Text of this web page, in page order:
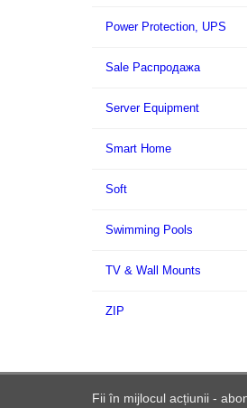
Power Protection, UPS
Sale Распродажа
Server Equipment
Smart Home
Soft
Swimming Pools
TV & Wall Mounts
ZIP
Fii în mijlocul acțiunii -